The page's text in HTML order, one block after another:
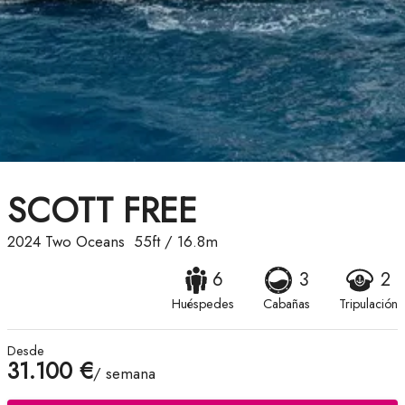
SCOTT FREE
2024 Two Oceans 55ft/ 16.8m
6
Huéspedes
3
Cabañas
2
Tripulación
Desde
31.100 €/ semana